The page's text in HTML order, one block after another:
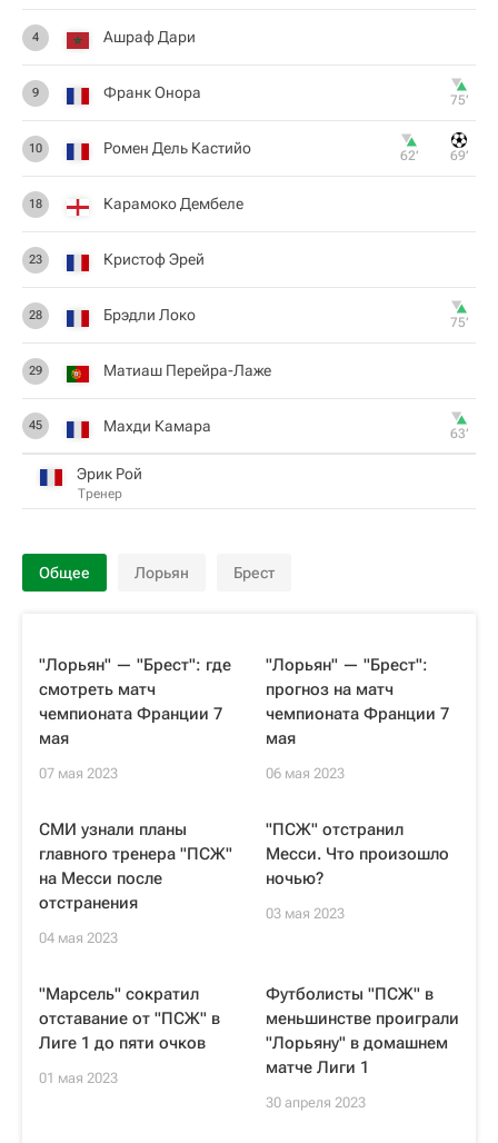
4 Ашраф Дари
9 Франк Онора 75‎’‎
10 Ромен Дель Кастийо 62‎’‎ 69‎’‎
18 Карамоко Дембеле
23 Кристоф Эрей
28 Брэдли Локо 75‎’‎
29 Матиаш Перейра-Лаже
45 Махди Камара 63‎’‎
Эрик Рой
Тренер
Общее Лорьян Брест
"Лорьян" — "Брест": где
смотреть матч
чемпионата Франции 7
мая
07 мая 2023
"Лорьян" — "Брест":
прогноз на матч
чемпионата Франции 7
мая
06 мая 2023
СМИ узнали планы
главного тренера "ПСЖ"
на Месси после
отстранения
04 мая 2023
"ПСЖ" отстранил
Месси. Что произошло
ночью?
03 мая 2023
"Марсель" сократил
отставание от "ПСЖ" в
Лиге 1 до пяти очков
01 мая 2023
Футболисты "ПСЖ" в
меньшинстве проиграли
"Лорьяну" в домашнем
матче Лиги 1
30 апреля 2023